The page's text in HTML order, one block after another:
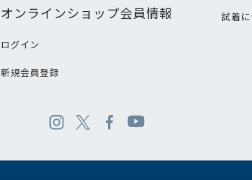
オンラインショップ会員情報
ログイン
新規会員登録
試着